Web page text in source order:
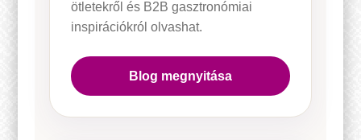
ötletekről és B2B gasztronómiai
inspirációkról olvashat.
Blog megnyitása